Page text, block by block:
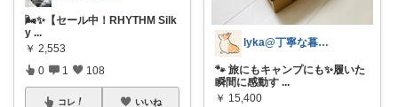
🌬️✨【セール中！RHYTHM Silk
y ...
￥ 2,553
0 1 108
コレ いいね
lyka@丁寧な暮らし
🐾 旅にもキャンプにも✨履いた
瞬間に感動す ...
￥ 15,400